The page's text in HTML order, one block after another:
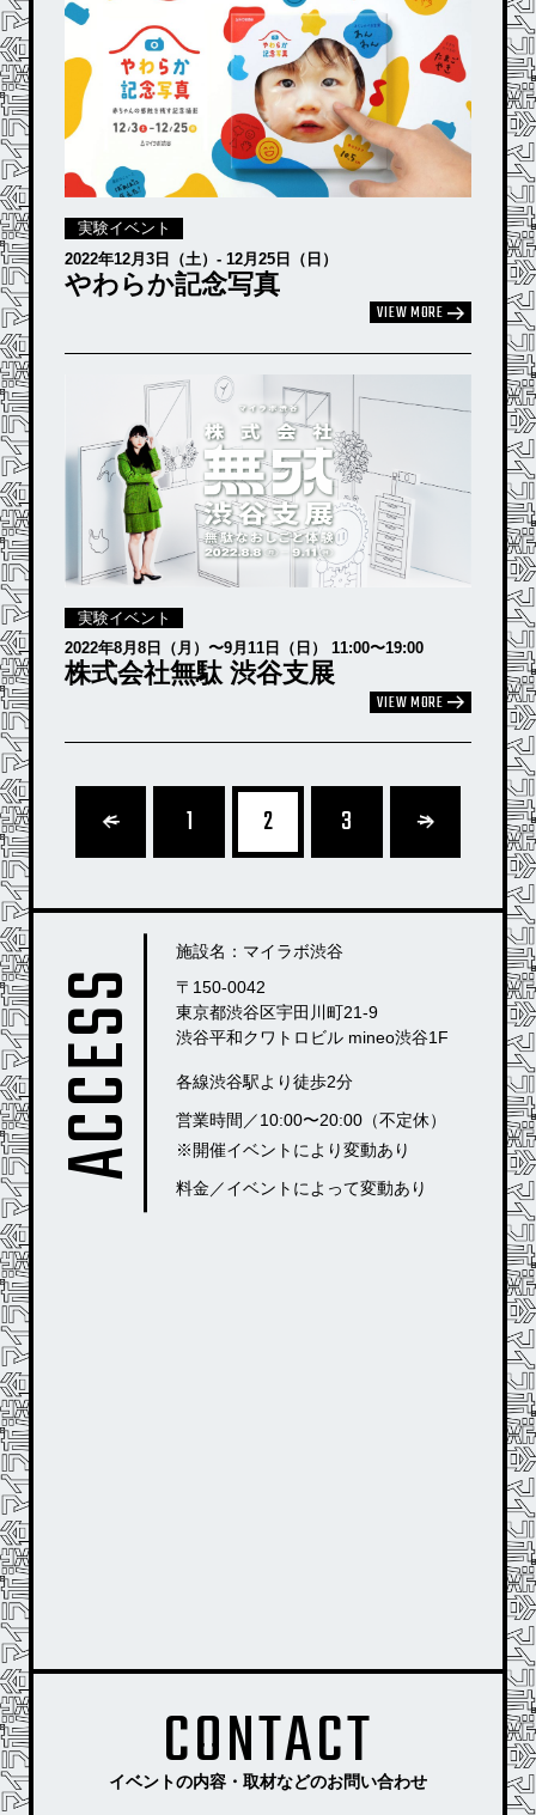
実験イベント
2022年12⽉3⽇（土）- 12⽉25⽇（日）
やわらか記念写真
VIEW MORE
実験イベント
2022年8月8日（月）〜9月11日（日） 11:00〜19:00
株式会社無駄 渋谷支展
VIEW MORE
< 1 2 3 >
ACCESS
施設名：マイラボ渋谷
〒150-0042
東京都渋⾕区宇⽥川町21-9
渋⾕平和クワトロビル mineo渋谷1F
各線渋⾕駅より徒歩2分
営業時間／10:00〜20:00（不定休）
※開催イベントにより変動あり
料金／イベントによって変動あり
CONTACT
イベントの内容・取材などのお問い合わせ